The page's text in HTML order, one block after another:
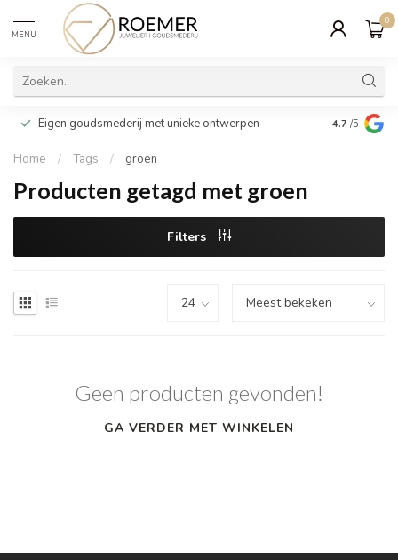
MENU
0
Eigen goudsmederij met unieke ontwerpen Wij
cadeau
4.7 /5
Home / Tags / groen
Producten getagd met groen
Filters
Geen producten gevonden!
GA VERDER MET WINKELEN